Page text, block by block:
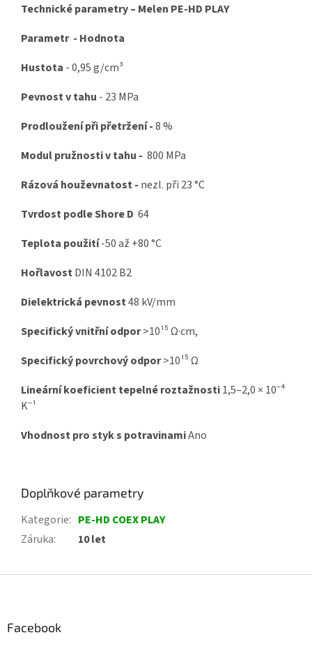
Technické parametry – Melen PE-HD PLAY
Parametr - Hodnota
Hustota - 0,95 g/cm³
Pevnost v tahu - 23 MPa
Prodloužení při přetržení -8 %
Modul pružnosti v tahu - 800 MPa
Rázová houževnatost - nezl. při 23 °C
Tvrdost podle Shore D 64
Teplota použití-50 až +80 °C
HořlavostDIN 4102 B2
Dielektrická pevnost48 kV/mm
Specifický vnitřní odpor>10¹⁵ Ω·cm,
Specifický povrchový odpor>10¹⁵ Ω
Lineární koeficient tepelné roztažnosti1,5–2,0 × 10⁻⁴
K⁻¹
Vhodnost pro styk s potravinamiAno
Doplňkové parametry
Kategorie: PE-HD COEX PLAY
Záruka: 10 let
Facebook